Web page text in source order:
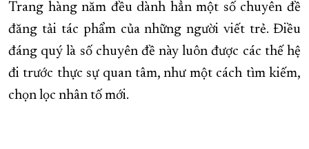
Trang hàng năm đều dành hẳn một số chuyên đề
đăng tải tác phẩm của những người viết trẻ. Điều
đáng quý là số chuyên đề này luôn được các thế hệ
đi trước thực sự quan tâm, như một cách tìm kiếm,
chọn lọc nhân tố mới.